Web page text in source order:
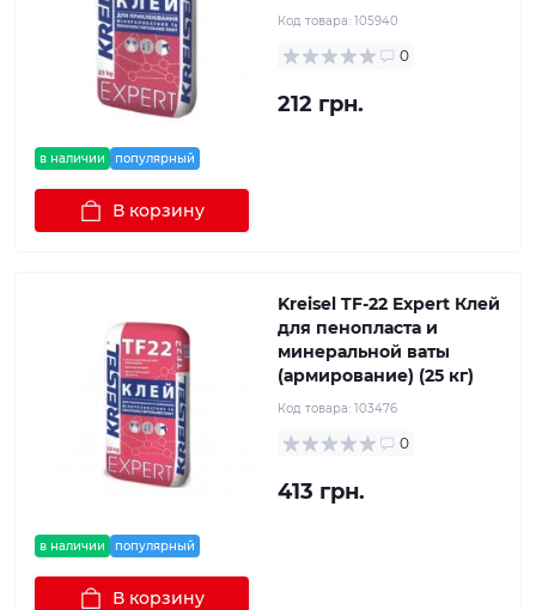
в наличии популярный
Код товара: 105940
0
212 грн.
В корзину
в наличии популярный
Kreisel TF-22 Expert Клей
для пенопласта и
минеральной ваты
(армирование) (25 кг)
Код товара: 103476
0
413 грн.
В корзину